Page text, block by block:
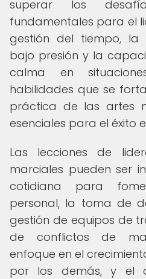
superar los
fundamentales para el
gestión del tiempo, la
bajo presión y la
calma en
habilidades que se
práctica de las artes
esenciales para el éxito
Las lecciones de
marciales pueden ser
cotidiana para
personal, la toma de
gestión de equipos de
de conflictos de
enfoque en el
por los demás, y el